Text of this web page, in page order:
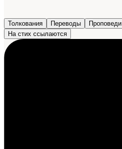
Толкования Переводы Проповеди
На стих ссылаются